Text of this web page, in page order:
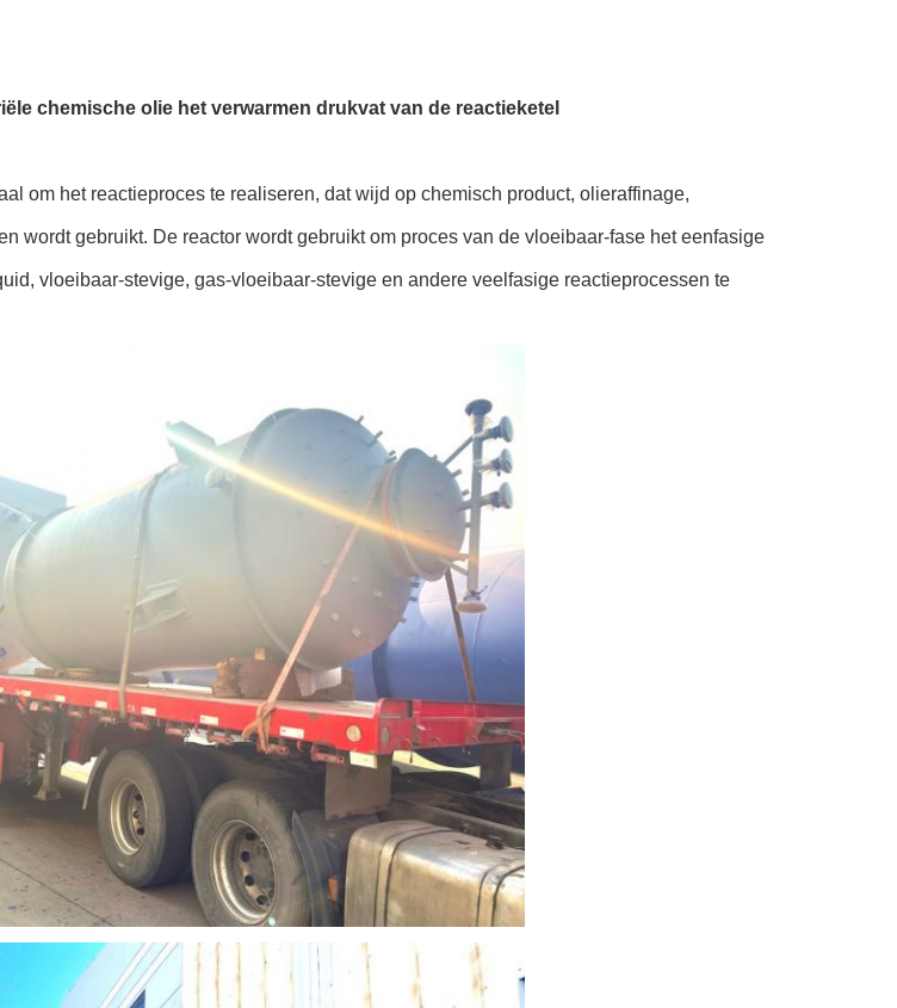
chemische olie het verwarmen drukvat van de reactieketel
om het reactieproces te realiseren, dat wijd op chemisch product, olieraffinage,
wordt gebruikt. De reactor wordt gebruikt om proces van de vloeibaar-fase het eenfasige
vloeibaar-stevige, gas-vloeibaar-stevige en andere veelfasige reactieprocessen te